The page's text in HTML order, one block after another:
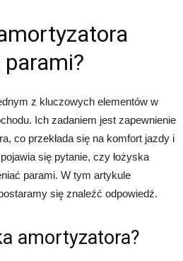
z kluczowych elementów w
Ich zadaniem jest zapewnienie
co przekłada się na komfort jazdy i
się pytanie, czy łożyska
parami. W tym artykule
się znaleźć odpowiedź.
amortyzatora?